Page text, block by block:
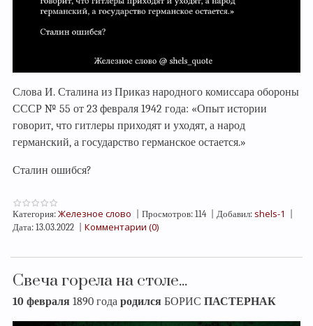
Слова И. Сталина из Приказ народного комиссара обороны
СССР № 55 от 23 февраля 1942 года: «Опыт истории
говорит, что гитлеры приходят и уходят, а народ
германский, а государство германское остается.»
Сталин ошибся?
Категория: Железное слово Просмотров: 114 Добавил: shels-1
Дата: 13.03.2022 Комментарии (0)
Свеча горела на столе...
10 февраля 1890 года родился БОРИС ПАСТЕРНАК